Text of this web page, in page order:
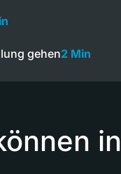
gehen2 Min
in